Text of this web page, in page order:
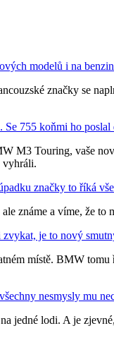
modelů i na
značky se
755 koňmi ho poslal
M3 Touring, vaše
vyhráli.
značky to říká vše
známe a víme, že
je to nový
místě. BMW
nesmysly mu
jedné lodi. A je